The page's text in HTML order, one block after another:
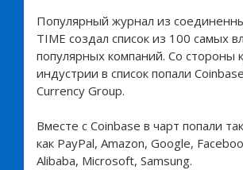
Популярный журнал из
TIME создал список из 100 самых
популярных компаний. Со стороны
индустрии в список попали
Currency Group.
Вместе с Coinbase в чарт попали
как PayPal, Amazon, Google,
Alibaba, Microsoft, Samsung.